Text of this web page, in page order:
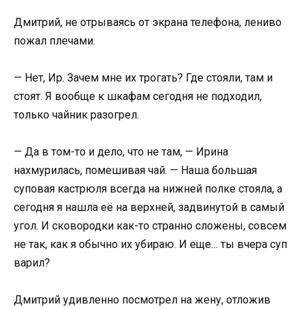
Дмитрий, не отрываясь от экрана телефона, лениво
пожал плечами.
— Нет, Ир. Зачем мне их трогать? Где стояли, там и
стоят. Я вообще к шкафам сегодня не подходил,
только чайник разогрел.
— Да в том-то и дело, что не там, — Ирина
нахмурилась, помешивая чай. — Наша большая
суповая кастрюля всегда на нижней полке стояла, а
сегодня я нашла её на верхней, задвинутой в самый
угол. И сковородки как-то странно сложены, совсем
не так, как я обычно их убираю. И еще… ты вчера суп
варил?
Дмитрий удивленно посмотрел на жену, отложив